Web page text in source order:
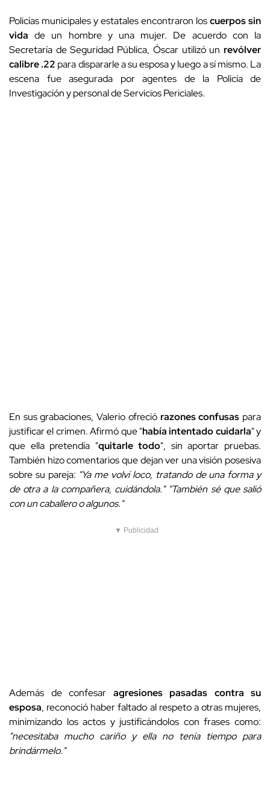
Policías municipales y estatales encontraron loscuerpos sin
vida de un hombre y una mujer. De acuerdo con la
Secretaría de Seguridad Pública, Óscar utilizó un revólver
calibre .22 para dispararle a su esposa y luego a sí mismo. La
escena fue asegurada por agentes de la Policía de
Investigación y personal de Servicios Periciales.
En sus grabaciones, Valerio ofreció razones confusas para
justificar el crimen. Afirmó que "había intentado cuidarla" y
que ella pretendía "quitarle todo", sin aportar pruebas.
También hizo comentarios que dejan ver una visión posesiva
sobre su pareja: "Ya me volví loco, tratando de una forma y
de otra a la compañera, cuidándola." "También sé que salió
con un caballero o algunos."
▼ Publicidad
Además de confesar agresiones pasadas contra su
esposa, reconoció haber faltado al respeto a otras mujeres,
minimizando los actos y justificándolos con frases como:
"necesitaba mucho cariño y ella no tenía tiempo para
brindármelo."